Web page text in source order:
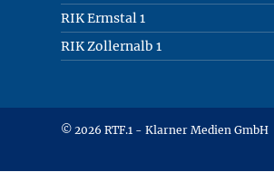
© 2026 RTF.1 - Klarner Medien GmbH
RIK Ermstal 1
RIK Zollernalb 1